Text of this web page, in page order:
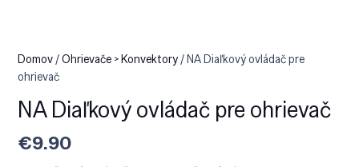
Domov/Ohrievače > Konvektory/ NA Diaľkový ovládač pre
ohrievač
NA Diaľkový ovládač pre ohrievač
€9.90